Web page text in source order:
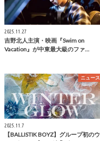
2025.11.27
吉野北人主演・映画『Swim on
Vacation』が中東最大級のファ…
ニュース
2025.11.7
【BALLISTIK BOYZ】グループ初のウ